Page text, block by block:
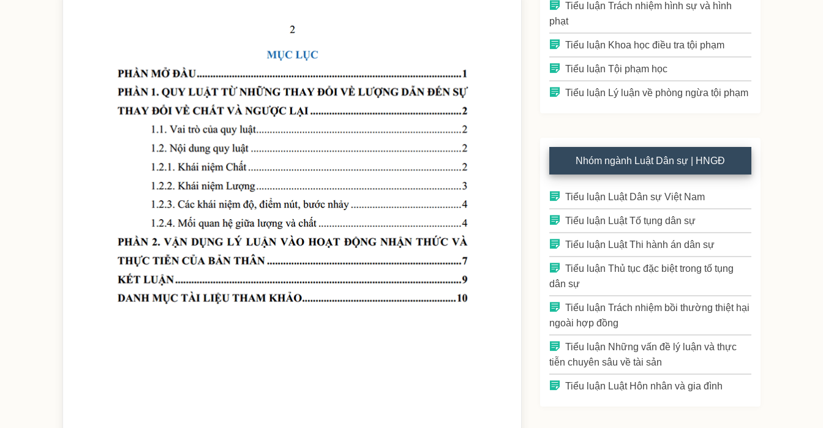
Tiểu luận Trách nhiệm hình sự và hình
phạt
Tiểu luận Khoa học điều tra tội phạm
Tiểu luận Tội phạm học
Tiểu luận Lý luận về phòng ngừa tội phạm
Nhóm ngành Luật Dân sự | HNGĐ
Tiểu luận Luật Dân sự Việt Nam
Tiểu luận Luật Tố tụng dân sự
Tiểu luận Luật Thi hành án dân sự
Tiểu luận Thủ tục đặc biệt trong tố tụng
dân sự
Tiểu luận Trách nhiệm bồi thường thiệt hại
ngoài hợp đồng
Tiểu luận Những vấn đề lý luận và thực
tiễn chuyên sâu về tài sản
Tiểu luận Luật Hôn nhân và gia đình